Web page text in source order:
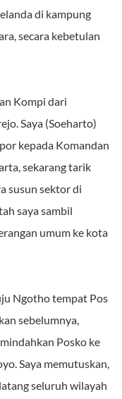
di kampung
secara kebetulan
Kompi dari
Saya (Soeharto)
kepada Komandan
sekarang tarik
susun sektor di
saya sambil
umum ke kota
Ngotho tempat Pos
sebelumnya,
Posko ke
Saya memutuskan,
seluruh wilayah